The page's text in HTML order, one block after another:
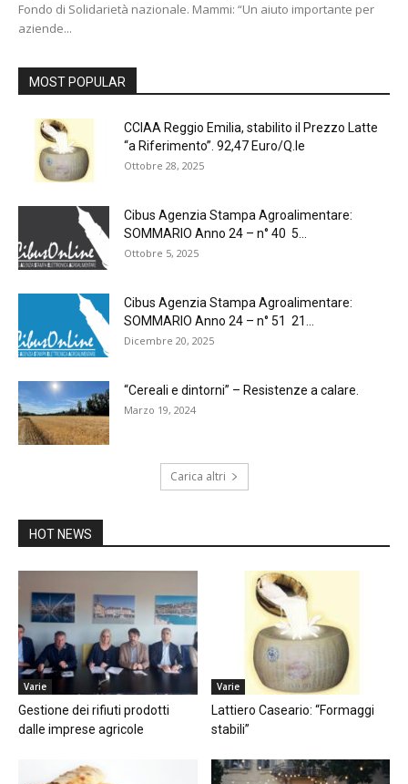
Fondo di Solidarietà nazionale. Mammi: “Un aiuto importante per
aziende...
MOST POPULAR
CCIAA Reggio Emilia, stabilito il Prezzo Latte
“a Riferimento”. 92,47 Euro/Q.le
Ottobre 28, 2025
Cibus Agenzia Stampa Agroalimentare:
SOMMARIO Anno 24 – n° 40 5...
Ottobre 5, 2025
Cibus Agenzia Stampa Agroalimentare:
SOMMARIO Anno 24 – n° 51 21...
Dicembre 20, 2025
“Cereali e dintorni” – Resistenze a calare.
Marzo 19, 2024
Carica altri
HOT NEWS
Varie
Gestione dei rifiuti prodotti
dalle imprese agricole
Varie
Lattiero Caseario: “Formaggi
stabili”